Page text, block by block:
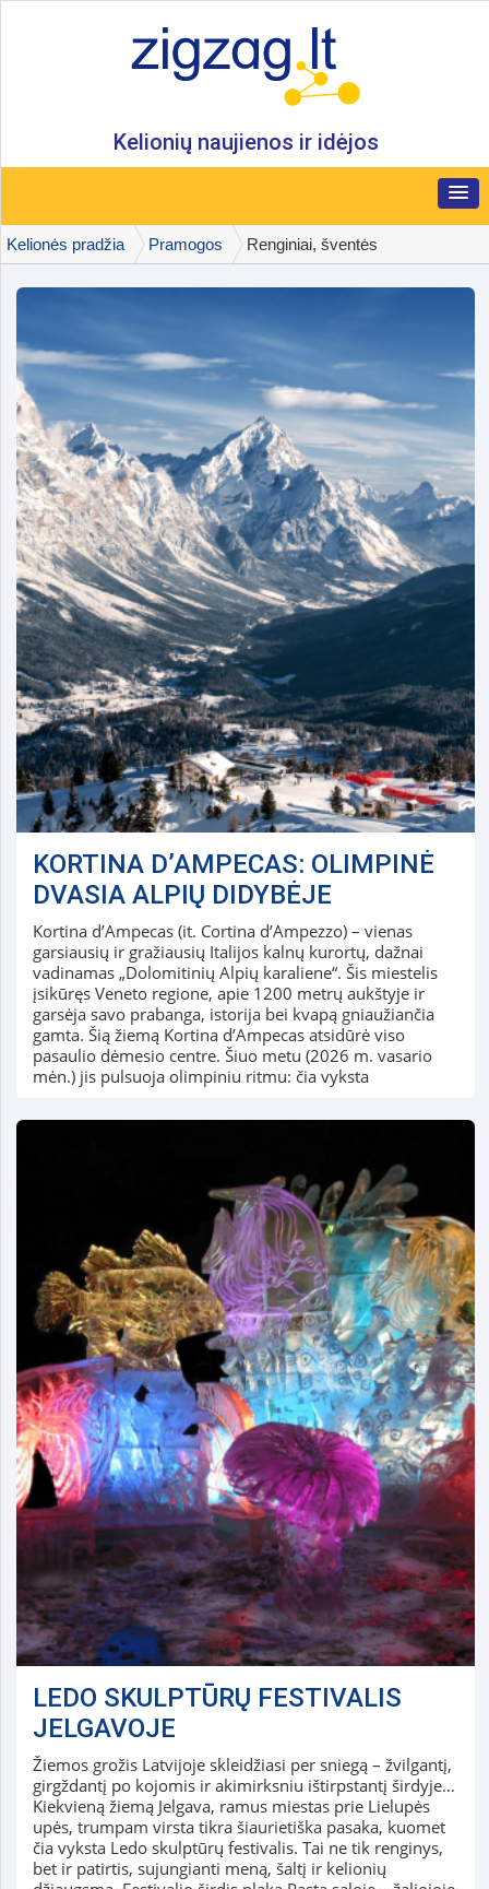
Kelionių naujienos ir idėjos
Kelionės pradžia Pramogos Renginiai, šventės
KORTINA D’AMPECAS: OLIMPINĖ
DVASIA ALPIŲ DIDYBĖJE
Kortina d’Ampecas (it. Cortina d’Ampezzo) – vienas
garsiausių ir gražiausių Italijos kalnų kurortų, dažnai
vadinamas „Dolomitinių Alpių karaliene“. Šis miestelis
įsikūręs Veneto regione, apie 1200 metrų aukštyje ir
garsėja savo prabanga, istorija bei kvapą gniaužiančia
gamta. Šią žiemą Kortina d’Ampecas atsidūrė viso
pasaulio dėmesio centre. Šiuo metu (2026 m. vasario
mėn.) jis pulsuoja olimpiniu ritmu: čia vyksta
LEDO SKULPTŪRŲ FESTIVALIS
JELGAVOJE
Žiemos grožis Latvijoje skleidžiasi per sniegą – žvilgantį,
girgždantį po kojomis ir akimirksniu ištirpstantį širdyje…
Kiekvieną žiemą Jelgava, ramus miestas prie Lielupės
upės, trumpam virsta tikra šiaurietiška pasaka, kuomet
čia vyksta Ledo skulptūrų festivalis. Tai ne tik renginys,
bet ir patirtis, sujungianti meną, šaltį ir kelionių